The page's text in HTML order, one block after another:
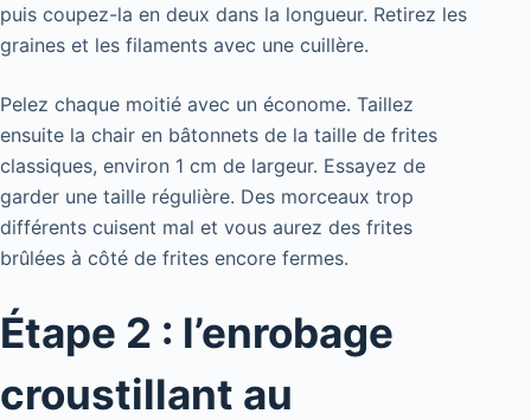
puis coupez-la en deux dans la longueur. Retirez les
graines et les filaments avec une cuillère.
Pelez chaque moitié avec un économe. Taillez
ensuite la chair en bâtonnets de la taille de frites
classiques, environ 1 cm de largeur. Essayez de
garder une taille régulière. Des morceaux trop
différents cuisent mal et vous aurez des frites
brûlées à côté de frites encore fermes.
Étape 2 : l’enrobage
croustillant au